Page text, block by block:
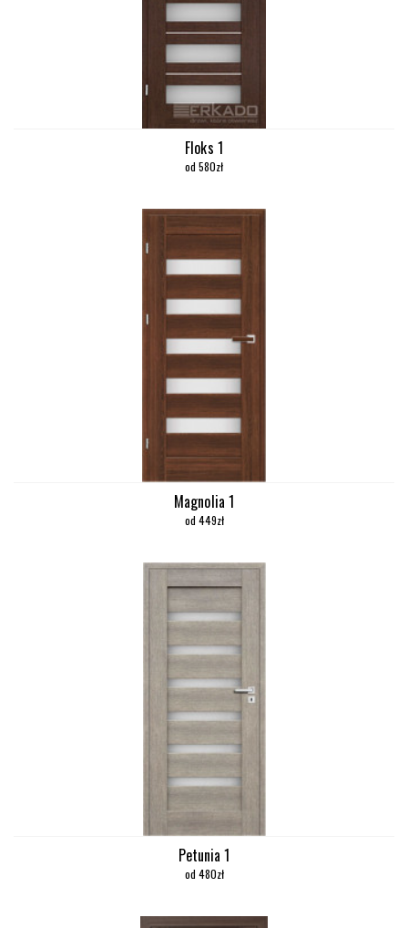
Floks 1
od 580zł
Magnolia 1
od 449zł
Petunia 1
od 480zł